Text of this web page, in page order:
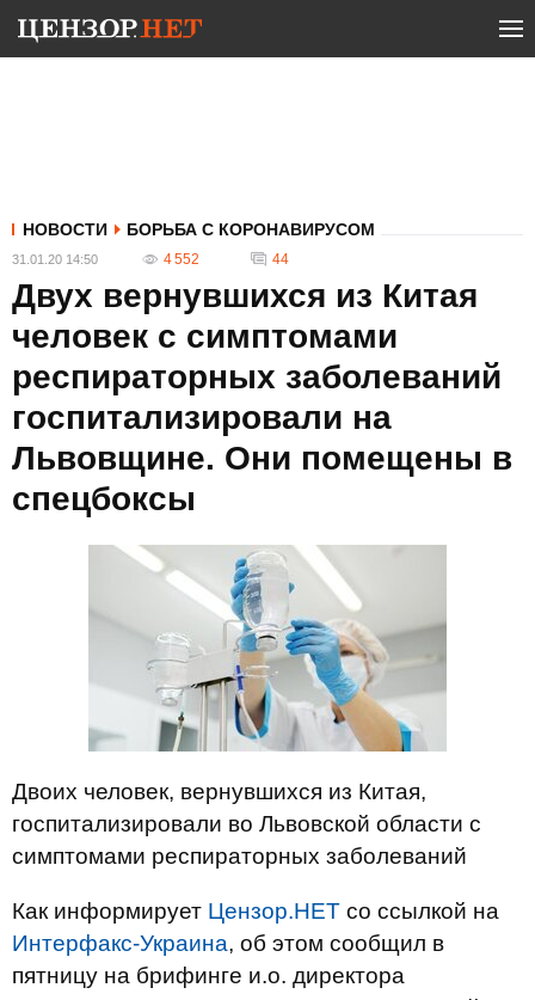
НОВОСТИ БОРЬБА С КОРОНАВИРУСОМ
31.01.20 14:50 4 552 44
Двух вернувшихся из Китая
человек с симптомами
респираторных заболеваний
госпитализировали на
Львовщине. Они помещены в
спецбоксы
Двоих человек, вернувшихся из Китая,
госпитализировали во Львовской области с
симптомами респираторных заболеваний
Как информирует Цензор.НЕТ со ссылкой на
Интерфакс-Украина, об этом сообщил в
пятницу на брифинге и.о. директора